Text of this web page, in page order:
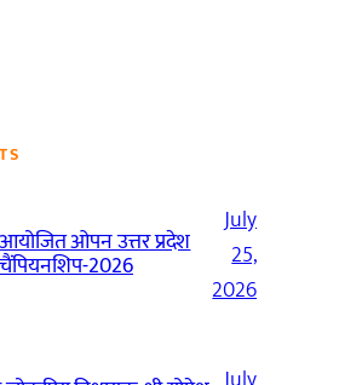
ओपन उत्तर प्रदेश
2026
July
25,
2026